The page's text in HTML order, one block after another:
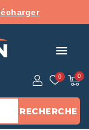
menu
RECHERCHE